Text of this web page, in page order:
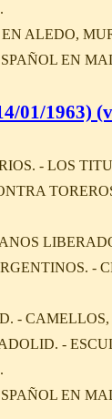
.
ALEDO,
EN
01/1963)
- LOS
-
-
-
.
EN